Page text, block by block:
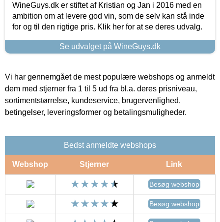
WineGuys.dk er stiftet af Kristian og Jan i 2016 med en
ambition om at levere god vin, som de selv kan stå inde
for og til den rigtige pris. Klik her for at se deres udvalg.
Se udvalget på WineGuys.dk
Vi har gennemgået de mest populære webshops og anmeldt
dem med stjerner fra 1 til 5 ud fra bl.a. deres prisniveau,
sortimentstørrelse, kundeservice, brugervenlighed,
betingelser, leveringsformer og betalingsmuligheder.
Bedst anmeldte webshops
Webshop Stjerner Link
Besøg webshop
Besøg webshop